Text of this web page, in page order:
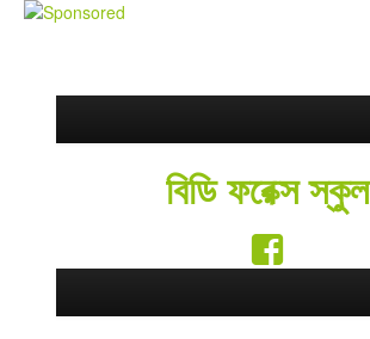
বিডি ফরেক্স স্কুল